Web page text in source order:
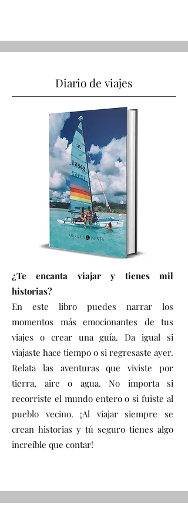
Diario de viajes
¿Te encanta viajar y tienes mil
historias?
En este libro puedes narrar los
momentos más emocionantes de tus
viajes o crear una guía. Da igual si
viajaste hace tiempo o si regresaste ayer.
Relata las aventuras que viviste por
tierra, aire o agua. No importa si
recorriste el mundo entero o si fuiste al
pueblo vecino. ¡Al viajar siempre se
crean historias y tú seguro tienes algo
increíble que contar!